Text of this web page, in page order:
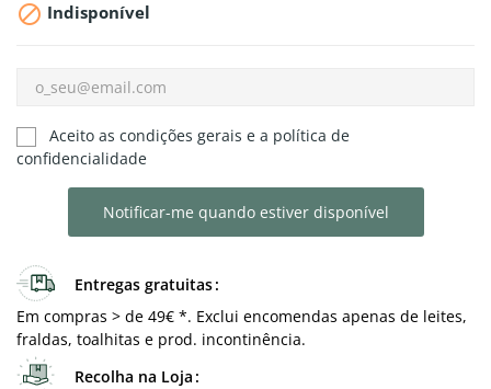
 Indisponível
Aceito as condições gerais e a política de
confidencialidade
Notificar-me quando estiver disponível
Entregas gratuitas
Em compras > de 49€ *. Exclui encomendas apenas de leites,
fraldas, toalhitas e prod. incontinência.
Recolha na Loja